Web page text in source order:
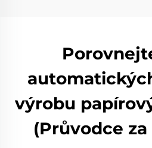
výrobu
(Průvodce